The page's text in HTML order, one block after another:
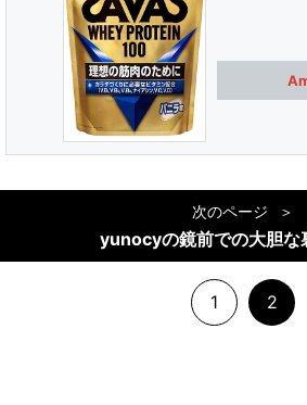
次のページ
yunocyの鏡前での大胆な
1 2